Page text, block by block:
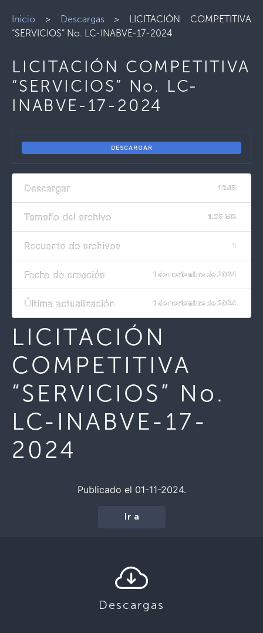
Inicio > Descargas> LICITACIÓN COMPETITIVA
“SERVICIOS” No. LC-INABVE-17-2024
LICITACIÓN COMPETITIVA
“SERVICIOS” No. LC-
INABVE-17-2024
DESCARGAR
Descargar 1245
Tamaño del archivo 1.35 MB
Recuento de archivos 1
Fecha de creación 1 de noviembre de 2024
Última actualización 1 de noviembre de 2024
LICITACIÓN
COMPETITIVA
“SERVICIOS” No.
LC-INABVE-17-
2024
Publicado el 01-11-2024.
Ir a
Descargas